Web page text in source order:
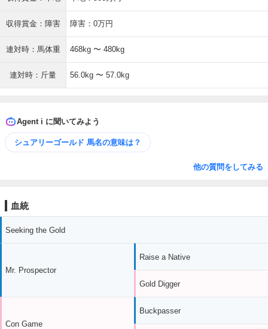
収得賞金：障害 障害：0万円
連対時：馬体重 468kg 〜 480kg
連対時：斤量 56.0kg 〜 57.0kg
Agent i に聞いてみよう
シュアリーゴールド 馬名の意味は？
他の質問をしてみる
血統
Seeking the Gold
Mr. Prospector
Con Game
Raise a Native
Gold Digger
Buckpasser